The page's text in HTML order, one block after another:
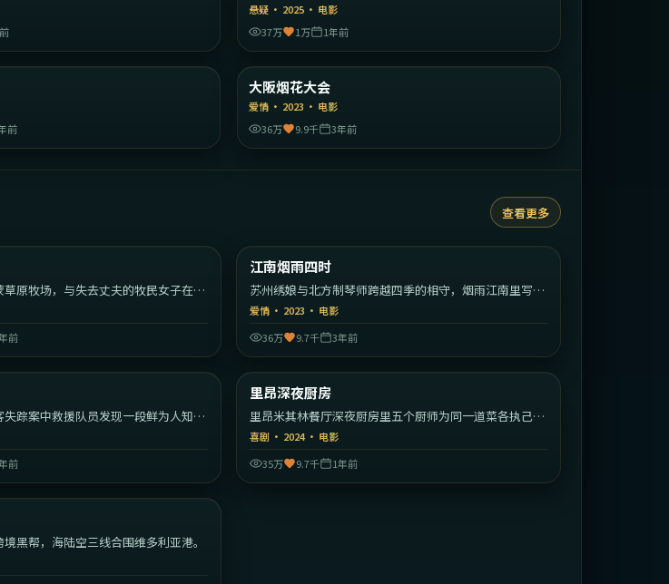
悬疑 · 2025 · 电影
37万
1万 1年前
前
精选
大阪烟花大会
爱情 · 2023 · 电影
36万
9.9千 3年前
查看更多
原牧场，与失去丈夫的牧民女子在风
前
热门
1:46:23
江南烟雨四时
苏州绣娘与北方制琴师跨越四季的相守，烟雨江南里写就
的东方爱情。
爱情 · 2023 · 电影
36万
9.7千 3年前
2:18:30
踪案中救援队员发现一段鲜为人知的
前
热门
1:33:29
里昂深夜厨房
里昂米其林餐厅深夜厨房里五个厨师为同一道菜各执己
见。
喜剧 · 2024· 电影
35万
9.7千 1年前
2:14:16
黑帮，海陆空三线合围维多利亚港。